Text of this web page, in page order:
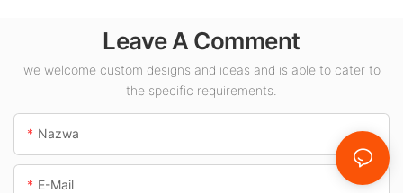
zamkniętych,
takich jak stacje
benzynowe i
przejścia
podziemne.
Leave A Comment
we welcome custom designs and ideas and is able to cater to
the specific requirements.
Nazwa
E-Mail